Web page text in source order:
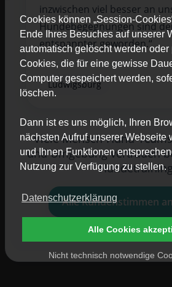
Cookies können „Session-
Ende Ihres Besuches auf unserer
automatisch gelöscht werden oder
Cookies, die für eine gewisse
Computer gespeichert werden,
löschen.
Dann ist es uns möglich, Ihren
nächsten Aufruf unserer Webseite
und Ihnen Funktionen
Nutzung zur Verfügung zu stellen.
Datenschutzerklärung
Nicht technisch notwendige
Alle Cookies
inzwischen viel besser an
Hundebegegnungen sind
entspannter geworden.“
Ludwigsburg
Viele Mensch-Hund-
und Umgebung vertrauen
Alle Kundenstimmen